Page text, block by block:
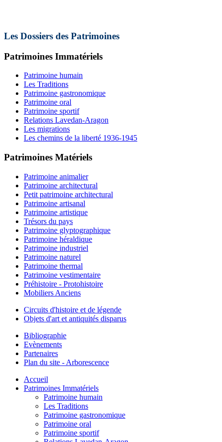
Les Dossiers des Patrimoines
Patrimoines Immatériels
Patrimoine humain
Les Traditions
Patrimoine gastronomique
Patrimoine oral
Patrimoine sportif
Relations Lavedan-Aragon
Les migrations
Les chemins de la liberté 1936-1945
Patrimoines Matériels
Patrimoine animalier
Patrimoine architectural
Petit patrimoine architectural
Patrimoine artisanal
Patrimoine artistique
Trésors du pays
Patrimoine glyptographique
Patrimoine héraldique
Patrimoine industriel
Patrimoine naturel
Patrimoine thermal
Patrimoine vestimentaire
Préhistoire - Protohistoire
Mobiliers Anciens
Circuits d'histoire et de légende
Objets d'art et antiquités disparus
Bibliographie
Evènements
Partenaires
Plan du site - Arborescence
Accueil
Patrimoines Immatériels
Patrimoine humain
Les Traditions
Patrimoine gastronomique
Patrimoine oral
Patrimoine sportif